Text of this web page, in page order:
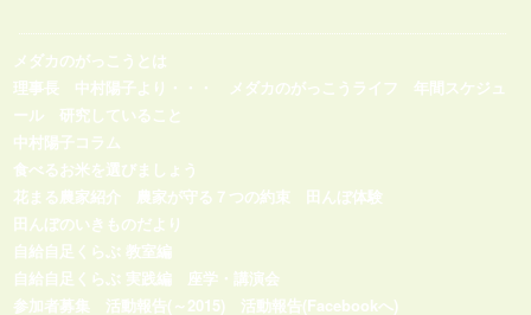
メダカのがっこうとは
理事長 中村陽子より・・・
メダカのがっこうライフ
年間スケジュ
ール
研究していること
中村陽子コラム
食べるお米を選びましょう
花まる農家紹介
農家が守る７つの約束
田んぼ体験
田んぼのいきものだより
自給自足くらぶ 教室編
自給自足くらぶ 実践編
座学・講演会
参加者募集
活動報告(～2015) 活動報告(Facebookへ)